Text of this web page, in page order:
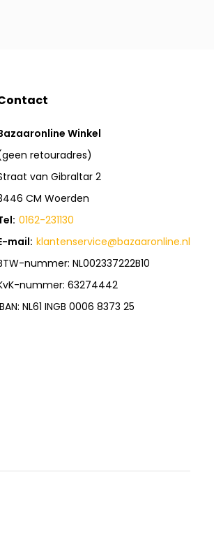
Winkel
retouradres)
van Gibraltar 2
CM Woerden
0162-231130
mail: klantenservice@bazaaronline.nl
nummer: NL002337222B10
nummer: 63274442
NL61 INGB 0006 8373 25